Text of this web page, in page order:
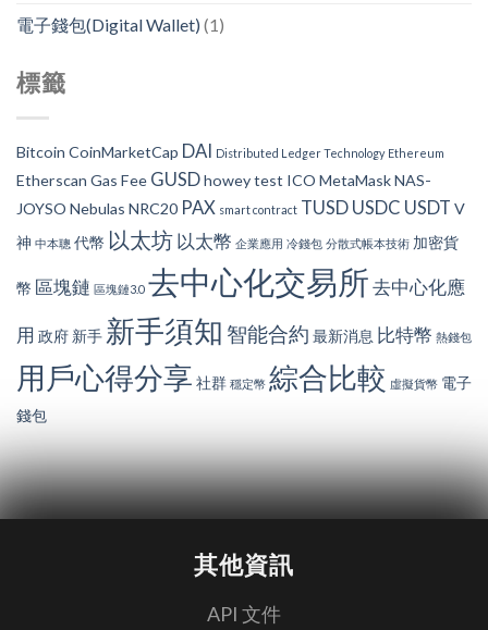
電子錢包(Digital Wallet) (1)
標籤
Bitcoin CoinMarketCap DAI Distributed Ledger Technology Ethereum
Etherscan Gas Fee GUSDhowey test ICO MetaMaskNAS-
JOYSO Nebulas NRC20 PAX smart contract TUSD USDC USDT V
神 中本聰 代幣 以太坊 以太幣 企業應用 冷錢包 分散式帳本技術 加密貨
幣 區塊鏈 區塊鏈3.0 去中心化交易所 去中心化應
用 政府 新手 新手須知 智能合約 最新消息 比特幣 熱錢包
用戶心得分享 社群 穩定幣 綜合比較 虛擬貨幣 電子
錢包
其他資訊
API 文件